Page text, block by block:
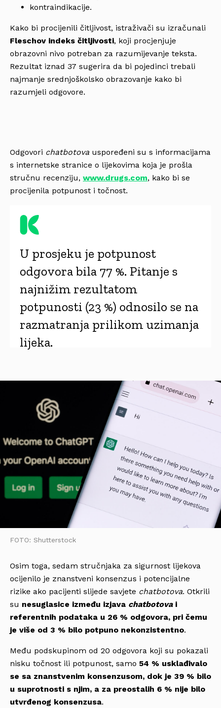
kontraindikacije.
Kako bi procijenili čitljivost, istraživači su izračunali
Fleschov indeks čitljivosti, koji procjenjuje
obrazovni nivo potreban za razumijevanje teksta.
Rezultat iznad 37 sugerira da bi pojedinci trebali
najmanje srednjoškolsko obrazovanje kako bi
razumjeli odgovore.
Odgovori chatbotova uspoređeni su s informacijama
s internetske stranice o lijekovima koja je prošla
stručnu recenziju, www.drugs.com, kako bi se
procijenila potpunost i točnost.
U prosjeku je potpunost
odgovora bila 77 %. Pitanje s
najnižim rezultatom
potpunosti (23 %) odnosilo se na
razmatranja prilikom uzimanja
lijeka.
FOTO: Shutterstock
Osim toga, sedam stručnjaka za sigurnost lijekova
ocijenilo je znanstveni konsenzus i potencijalne
rizike ako pacijenti slijede savjete chatbotova. Otkrili
su nesuglasice između izjava chatbotova i
referentnih podataka u 26 % odgovora, pri čemu
je više od 3 % bilo potpuno nekonzistentno.
Među podskupinom od 20 odgovora koji su pokazali
nisku točnost ili potpunost, samo 54 % usklađivalo
se sa znanstvenim konsenzusom, dok je 39 % bilo
u suprotnosti s njim, a za preostalih 6 % nije bilo
utvrđenog konsenzusa.